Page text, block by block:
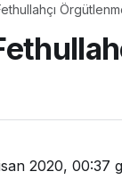
2020, 00:37